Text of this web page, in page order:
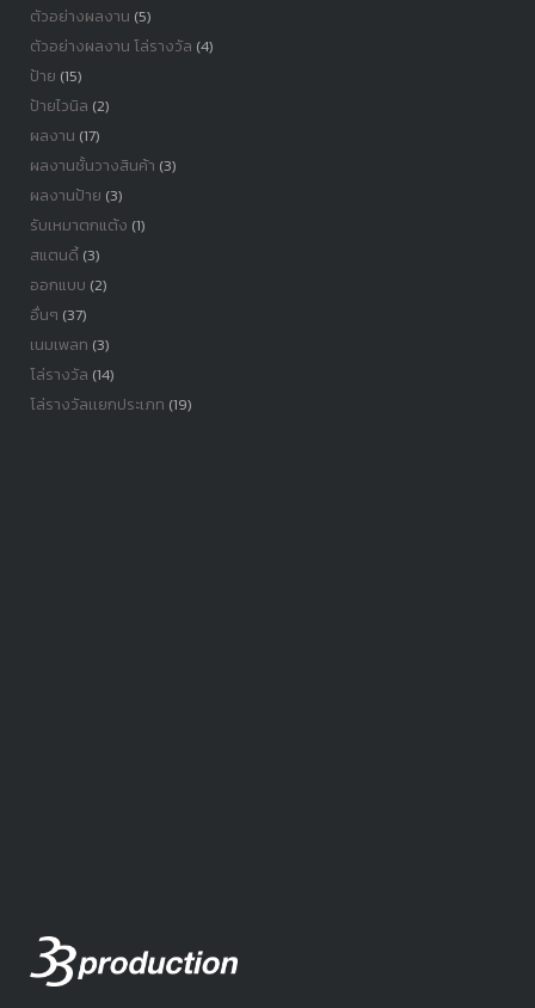
ตัวอย่างผลงาน (5)
ตัวอย่างผลงาน โล่รางวัล (4)
ป้าย (15)
ป้ายไวนิล (2)
ผลงาน (17)
ผลงานชั้นวางสินค้า (3)
ผลงานป้าย (3)
รับเหมาตกแต้ง (1)
สแตนดี้(3)
ออกแบบ (2)
อื่นๆ (37)
เนมเพลท (3)
โล่รางวัล (14)
โล่รางวัลเเยกประเภท (19)